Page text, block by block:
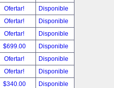
Ofertar!
Disponible
Ofertar!
Disponible
Ofertar!
Disponible
$699.00
Disponible
Ofertar!
Disponible
Ofertar!
Disponible
$340.00
Disponible